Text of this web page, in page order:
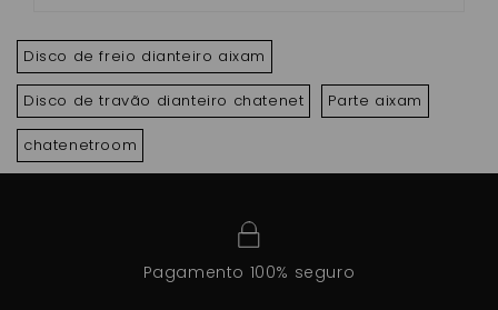
Disco de freio dianteiro aixam
Disco de travão dianteiro chatenet Parte aixam
chatenetroom
Pagamento 100% seguro